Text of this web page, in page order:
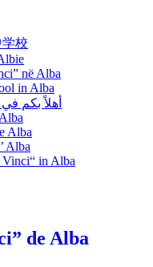
学校
në Alba
in Alba
أهلاً بكم
Alba
Alba
Vinci“ in Alba
de Alba